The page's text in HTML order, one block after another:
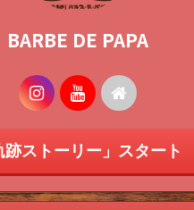
BARBE DE PAPA
跡ストーリー」スタート